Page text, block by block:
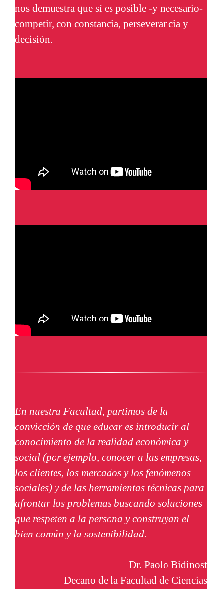
nos demuestra que sí es posible -y necesario-
competir, con constancia, perseverancia y
decisión.
En nuestra Facultad, partimos de la
convicción de que educar es introducir al
conocimiento de la realidad económica y
social (por ejemplo, conocer a las empresas,
los clientes, los mercados y los fenómenos
sociales) y de las herramientas técnicas para
afrontar los problemas buscando soluciones
que respeten a la persona y construyan el
bien común y la sostenibilidad.
Dr. Paolo Bidinost
Decano de la Facultad de Ciencias